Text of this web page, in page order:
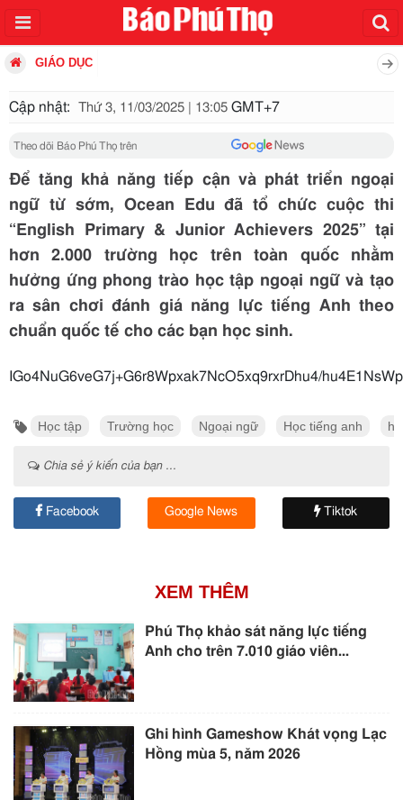
GIÁO DỤC
Cập nhật: Thứ 3, 11/03/2025 | 13:05 GMT+7
Theo dõi Báo Phú Thọ trên
Để tăng khả năng tiếp cận và phát triển ngoại
ngữ từ sớm, Ocean Edu đã tổ chức cuộc thi
“English Primary & Junior Achievers 2025” tại
hơn 2.000 trường học trên toàn quốc nhằm
hưởng ứng phong trào học tập ngoại ngữ và tạo
ra sân chơi đánh giá năng lực tiếng Anh theo
chuẩn quốc tế cho các bạn học sinh.
Học tập Trường học Ngoại ngữ Học tiếng anh
Chia sẻ ý kiến của bạn ...
Facebook Google News Tiktok
XEM THÊM
Phú Thọ khảo sát năng lực tiếng
Anh cho trên 7.010 giáo viên...
Ghi hình Gameshow Khát vọng Lạc
Hồng mùa 5, năm 2026